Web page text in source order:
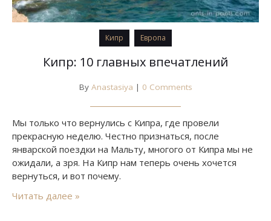
Кипр Европа
Кипр: 10 главных впечатлений
By Anastasiya | 0 Comments
Мы только что вернулись с Кипра, где провели
прекрасную неделю. Честно признаться, после
январской поездки на Мальту, многого от Кипра мы не
ожидали, а зря. На Кипр нам теперь очень хочется
вернуться, и вот почему.
Читать далее »